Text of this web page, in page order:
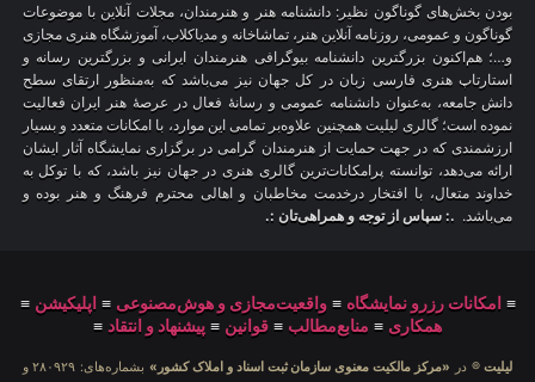
بودن بخش‌های گوناگون نظیر: دانشنامه هنر و هنرمندان، مجلات آنلاین با موضوعات
گوناگون و عمومی، روزنامه آنلاین هنر، تماشاخانه و مدیاکلاب، آموزشگاه هنری مجازی
و…؛ هم‌اکنون بزرگترین دانشنامه بیوگرافی هنرمندان ایرانی و بزرگترین رسانه و
استارتاپ هنری فارسی زبان در کل جهان نیز می‌باشد که به‌منظور ارتقای سطح
دانش جامعه، به‌عنوان دانشنامه عمومی و رسانهٔ فعال در عرصهٔ هنر ایران فعالیت
نموده است؛ گالری لیلیت همچنین علاوه‌بر تمامی این موارد، با امکانات متعدد و بسیار
ارزشمندی که در جهت حمایت از هنرمندان گرامی در برگزاری نمایشگاه آثار ایشان
ارائه می‌دهد، توانسته پرامکانات‌ترین گالری هنری در جهان نیز باشد، که با توکل به
خداوند متعال، با افتخار درخدمت مخاطبان و اهالی محترم فرهنگ و هنر بوده و
می‌باشد. .: سپاس از توجه و همراهی‌تان :.
≡ امکانات رزرو نمایشگاه ≡واقعیت‌مجازی و هوش‌مصنوعی ≡ اپلیکیشن ≡
همکاری ≡ منابع‌مطالب ≡ قوانین ≡ پیشنهاد و انتقاد ≡
لیلیت® در «مرکز مالکیت معنوی سازمان ثبت اسناد و املاک کشور»
بشماره‌های: ۲۸۰۹۲۹ و